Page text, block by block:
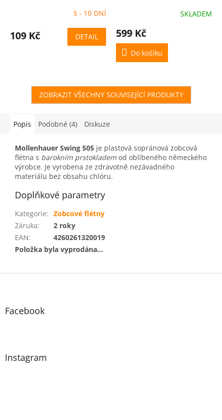
5 - 10 DNÍ
109 Kč DETAIL
SKLADEM
599 Kč
Do košíku
ZOBRAZIT VŠECHNY SOUVISEJÍCÍ PRODUKTY
Popis Podobné (4) Diskuze
Mollenhauer Swing 505 je plastová sopránová zobcová
flétna s barokním prstokladem od oblíbeného německého
výrobce. Je vyrobena ze zdravotně nezávadného
materiálu bez obsahu chlóru.
Doplňkové parametry
Kategorie: Zobcové flétny
Záruka:
2 roky
EAN:
4260261320019
Položka byla vyprodána…
Z
Facebook
Instagram